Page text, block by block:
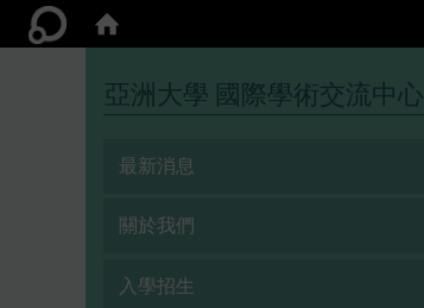
亞洲大學 國際學術交流中心
最新消息
關於我們
入學招生